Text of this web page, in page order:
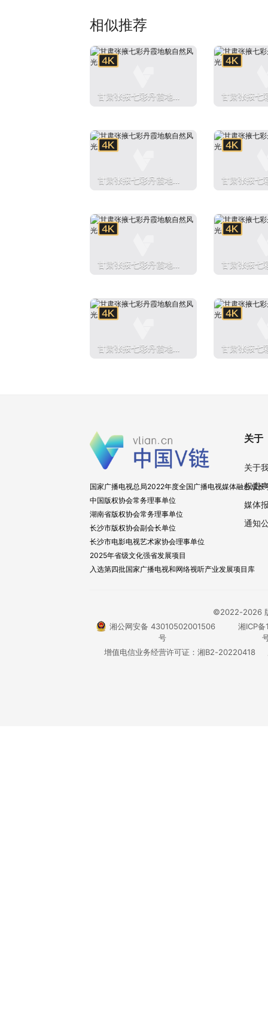
相似推荐
甘肃张掖七彩丹霞地貌
甘肃张掖七
甘肃张掖七彩丹霞地貌
甘肃张掖七
甘肃张掖七彩丹霞地貌
甘肃张掖七
甘肃张掖七彩丹霞地貌
甘肃张掖七
国家广播电视总局2022年度全国广播电视媒体融合成长
中国版权协会常务理事单位
湖南省版权协会常务理事单位
长沙市版权协会副会长单位
长沙市电影电视艺术家协会理事单位
2025年省级文化强省发展项目
入选第四批国家广播电视和网络视听产业发展项目库
关于
关于
权责
媒体
通知
©2022-2026
湘公网安备 43010502001506
号
湘ICP
增值电信业务经营许可证：湘B2-20220418